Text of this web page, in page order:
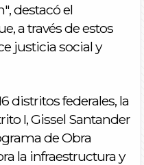
destacó el
a través de estos
justicia social y
distritos federales, la
I, Gissel Santander
de Obra
la infraestructura y